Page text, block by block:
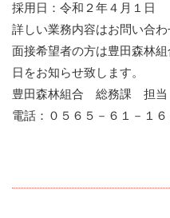
採用日：令和２年４月１日
詳しい業務内容はお問い合
面接希望者の方は豊田森林
日をお知らせ致します。
豊田森林組合 総務課 担当
電話：０５６５－６１－１６